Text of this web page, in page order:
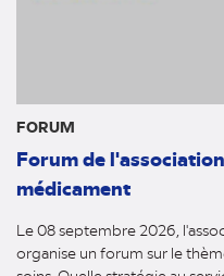
FORUM
Forum de
médicament
Le 08 septembre 2026,
organise un forum sur le